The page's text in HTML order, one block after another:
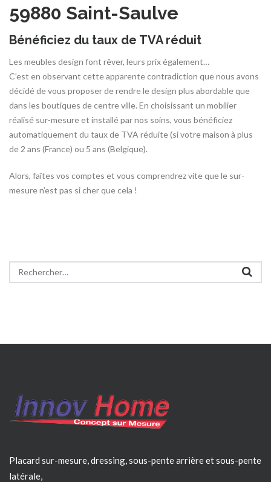
59880 Saint-Saulve
Bénéficiez du taux de TVA réduit
Les meubles design font rêver, leurs prix également…
C’est en observant cette apparente contradiction que nous avons
décidé de vous proposer de rendre le design plus abordable que
dans les boutiques de centre ville. En choisissant un mobilier
réalisé sur-mesure et installé par nos soins, vous bénéficiez
automatiquement du taux de TVA réduite (si votre maison à plus
de 2 ans (France) ou 5 ans (Belgique).
Alors, faîtes vos comptes et vous comprendrez vite que le sur-
mesure n’est pas si cher que cela !
Placard sur-mesure, dressing, sous-pente arrière et sous-pente
latérale,